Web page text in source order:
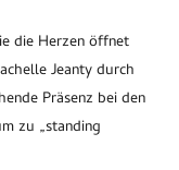
die Herzen öffnet
Jeanty durch
Präsenz bei den
zu „standing